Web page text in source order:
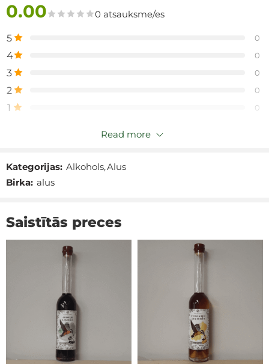
0.00 0 atsauksme/es
5 0
4 0
3 0
2 0
1 0
Tikai reģistrētie klienti, kuri ir iegādājušies šo preci var
Read more
Kategorijas: Alkohols,Alus
Birka: alus
Saistītās preces